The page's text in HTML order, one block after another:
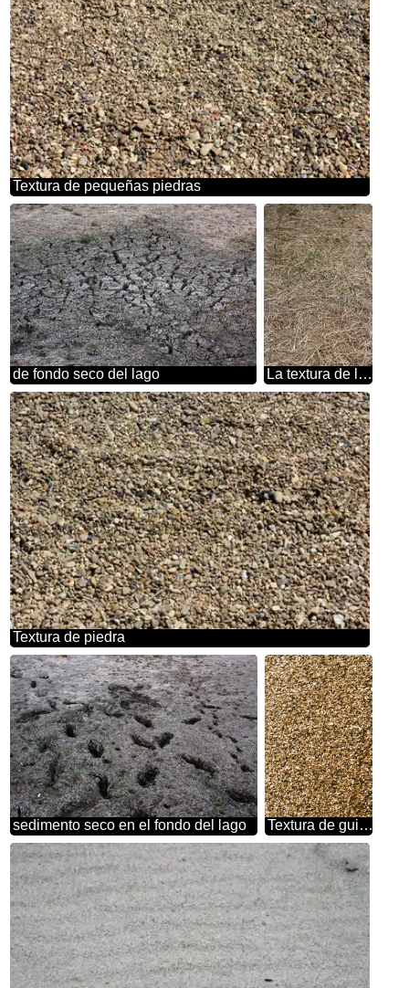
Textura de pequeñas piedras
de fondo seco del lago La textura de la hierba seca de la tierra
Textura de piedra
sedimento seco en el fondo del lago Textura de guijarros